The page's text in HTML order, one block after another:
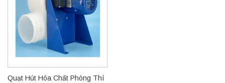
Quạt Hút Hóa Chất Phòng Thí